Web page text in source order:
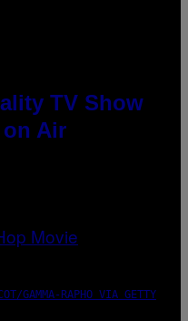
TV Show
on Air
GAMMA-RAPHO VIA GETTY